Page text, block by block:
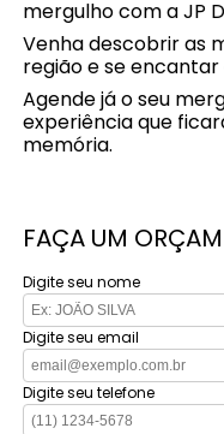
mergulho com a JP
Venha descobrir as
região e se
Agende já o seu
experiência que
memória.
FAÇA UM
Digite seu nome
Digite seu email
Digite seu telefone